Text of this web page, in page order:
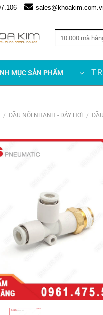
MỤC SẢN PHẨM
/ ĐẦU NỐI NHANH - DÂY HƠI /